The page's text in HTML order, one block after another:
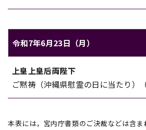
令和7年6月23日（月）
対象 内容
上皇上皇后両陛下
ご黙祷（沖縄県慰霊の日に当たり）
本表には，宮内庁書類のご決裁などは含ま